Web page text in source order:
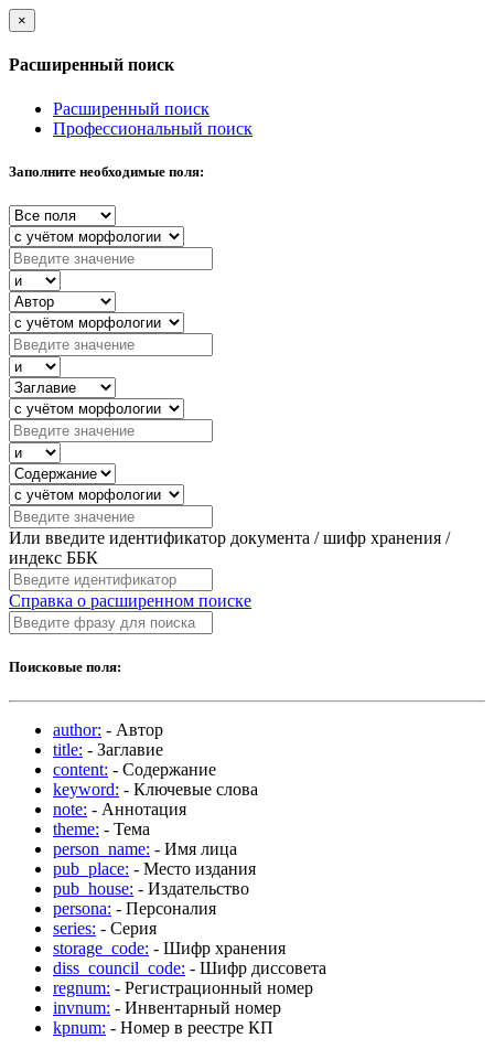
×
Расширенный поиск
Расширенный поиск
Профессиональный поиск
Заполните необходимые поля:
Или введите идентификатор документа / шифр хранения /
индекс ББК
Справка о расширенном поиске
Поисковые поля:
author: - Автор
title: - Заглавие
content: - Содержание
keyword: - Ключевые слова
note: - Аннотация
theme: - Тема
person_name: - Имя лица
pub_place: - Место издания
pub_house: - Издательство
persona: - Персоналия
series: - Серия
storage_code: - Шифр хранения
diss_council_code: - Шифр диссовета
regnum: - Регистрационный номер
invnum: - Инвентарный номер
kpnum: - Номер в реестре КП